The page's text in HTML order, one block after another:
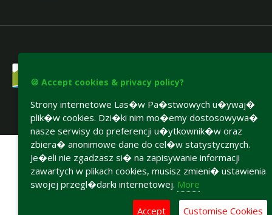
Accesibility declaration
🍪 Accept cookies & privacy policy?
Strony internetowe Las�w Pa�stwowych u�ywaj�
plik�w cookies. Dzi�ki nim mo�emy dostosowywa�
nasze serwisy do preferencji u�ytkownik�w oraz
zbiera� anonimowe dane do cel�w statystycznych.
Je�eli nie zgadzasz si� na zapisywanie informacji
zawartych w plikach cookies, musisz zmieni� ustawienia
swojej przegl�darki internetowej. More
Accept Customise Cookies